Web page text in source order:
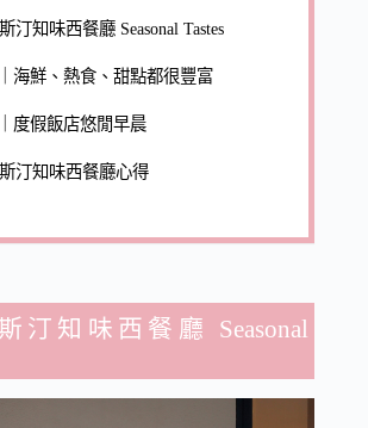
汀知味西餐廳 Seasonal Tastes
海鮮、熱食、甜點都很豐富
度假飯店悠閒早晨
汀知味西餐廳心得
汀知味西餐廳 Seasonal